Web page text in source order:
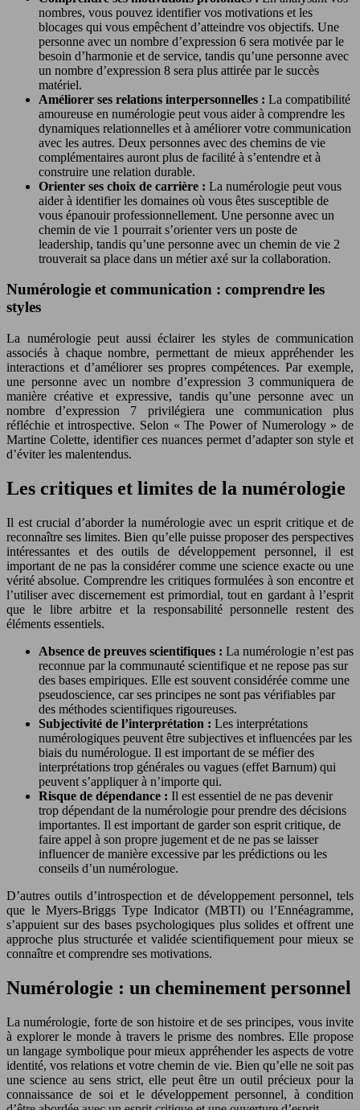
nombres, vous pouvez identifier vos motivations et les
blocages qui vous empêchent d’atteindre vos objectifs. Une
personne avec un nombre d’expression 6 sera motivée par le
besoin d’harmonie et de service, tandis qu’une personne avec
un nombre d’expression 8 sera plus attirée par le succès
matériel.
Améliorer ses relations interpersonnelles : La compatibilité
amoureuse en numérologie peut vous aider à comprendre les
dynamiques relationnelles et à améliorer votre communication
avec les autres. Deux personnes avec des chemins de vie
complémentaires auront plus de facilité à s’entendre et à
construire une relation durable.
Orienter ses choix de carrière : La numérologie peut vous
aider à identifier les domaines où vous êtes susceptible de
vous épanouir professionnellement. Une personne avec un
chemin de vie 1 pourrait s’orienter vers un poste de
leadership, tandis qu’une personne avec un chemin de vie 2
trouverait sa place dans un métier axé sur la collaboration.
Numérologie et communication : comprendre les
styles
La numérologie peut aussi éclairer les styles de communication
associés à chaque nombre, permettant de mieux appréhender les
interactions et d’améliorer ses propres compétences. Par exemple,
une personne avec un nombre d’expression 3 communiquera de
manière créative et expressive, tandis qu’une personne avec un
nombre d’expression 7 privilégiera une communication plus
réfléchie et introspective. Selon « The Power of Numerology » de
Martine Colette, identifier ces nuances permet d’adapter son style et
d’éviter les malentendus.
Les critiques et limites de la numérologie
Il est crucial d’aborder la numérologie avec un esprit critique et de
reconnaître ses limites. Bien qu’elle puisse proposer des perspectives
intéressantes et des outils de développement personnel, il est
important de ne pas la considérer comme une science exacte ou une
vérité absolue. Comprendre les critiques formulées à son encontre et
l’utiliser avec discernement est primordial, tout en gardant à l’esprit
que le libre arbitre et la responsabilité personnelle restent des
éléments essentiels.
Absence de preuves scientifiques : La numérologie n’est pas
reconnue par la communauté scientifique et ne repose pas sur
des bases empiriques. Elle est souvent considérée comme une
pseudoscience, car ses principes ne sont pas vérifiables par
des méthodes scientifiques rigoureuses.
Subjectivité de l’interprétation : Les interprétations
numérologiques peuvent être subjectives et influencées par les
biais du numérologue. Il est important de se méfier des
interprétations trop générales ou vagues (effet Barnum) qui
peuvent s’appliquer à n’importe qui.
Risque de dépendance : Il est essentiel de ne pas devenir
trop dépendant de la numérologie pour prendre des décisions
importantes. Il est important de garder son esprit critique, de
faire appel à son propre jugement et de ne pas se laisser
influencer de manière excessive par les prédictions ou les
conseils d’un numérologue.
D’autres outils d’introspection et de développement personnel, tels
que le Myers-Briggs Type Indicator (MBTI) ou l’Ennéagramme,
s’appuient sur des bases psychologiques plus solides et offrent une
approche plus structurée et validée scientifiquement pour mieux se
connaître et comprendre ses motivations.
Numérologie : un cheminement personnel
La numérologie, forte de son histoire et de ses principes, vous invite
à explorer le monde à travers le prisme des nombres. Elle propose
un langage symbolique pour mieux appréhender les aspects de votre
identité, vos relations et votre chemin de vie. Bien qu’elle ne soit pas
une science au sens strict, elle peut être un outil précieux pour la
connaissance de soi et le développement personnel, à condition